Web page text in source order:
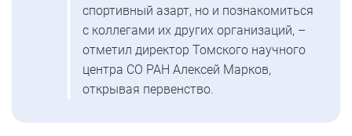
спортивный азарт, но и познакомиться
с коллегами их других организаций, –
отметил директор Томского научного
центра СО РАН Алексей Марков,
открывая первенство.